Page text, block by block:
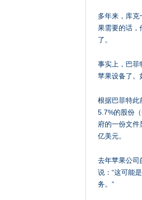
多年来，库
果需要的话，
了。
事实上，巴菲
苹果设备了。
根据巴菲特此
5.7%的股份
府的一份文
亿美元。
去年苹果公司
说：“这可能
务。”